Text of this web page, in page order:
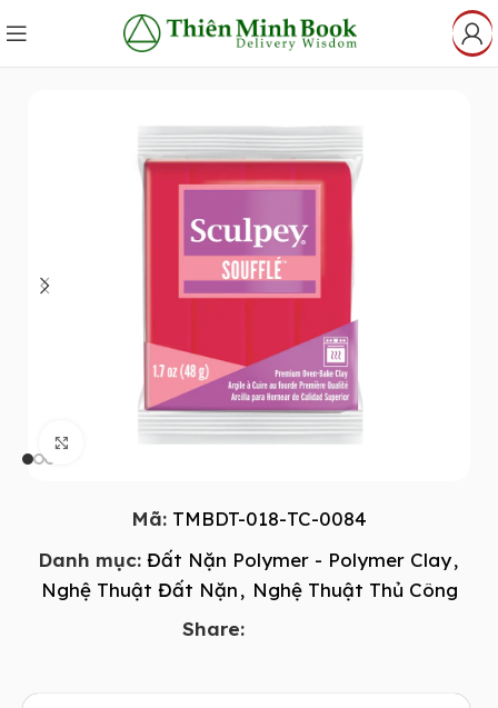
Click to enlarge
Mã: TMBDT-018-TC-0084
Danh mục: Đất Nặn Polymer - Polymer Clay,
Nghệ Thuật Đất Nặn, Nghệ Thuật Thủ Công
Share: